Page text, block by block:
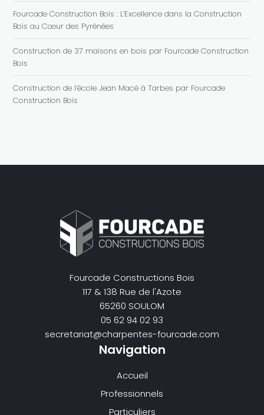
Fourcade Construction Bois : L’Excellence dans la Construction
Bois au Cœur des Pyrénées
Construction de 37 maisons en bois par Fourcade Construction
Bois
Construction de l’école Jean Macé à Tarbes par Fourcade
Construction Bois
Fourcade Constructions Bois
117 & 138 Rue de l'Azote
65260 SOULOM
05 62 94 02 93
secretariat@charpentes-fourcade.com
Navigation
Accueil
Professionnels
Particuliers